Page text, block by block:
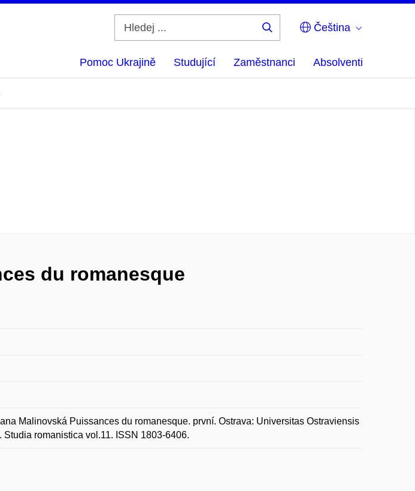
Čeština
Pomoc Ukrajině Studující Zaměstnanci Absolventi
du romanesque
Malinovská Puissances du romanesque. první. Ostrava: Universitas Ostraviensis
romanistica vol.11. ISSN 1803-6406.